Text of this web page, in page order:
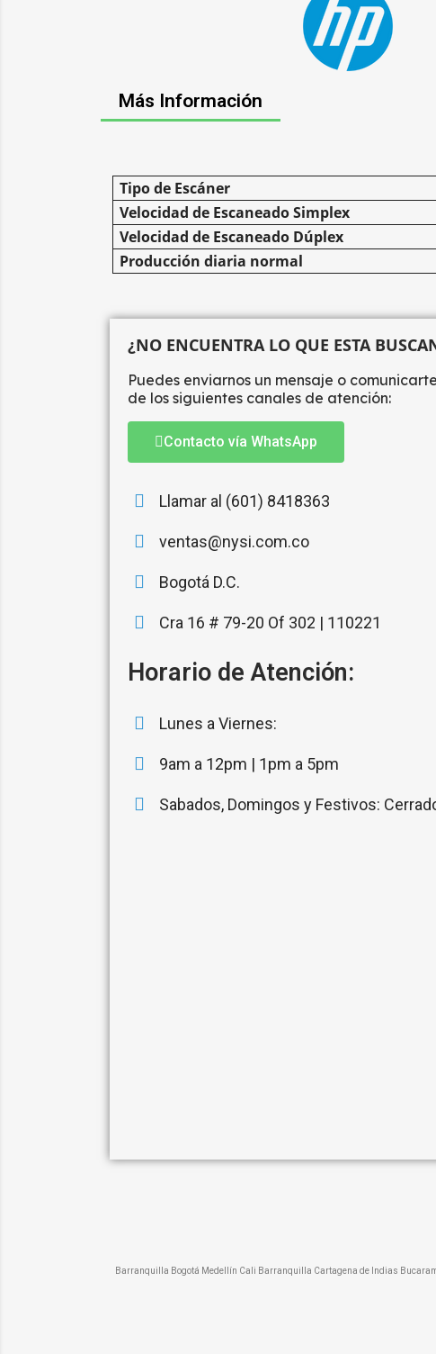
Más Información
Tipo de Escáner
Velocidad de Escaneado Simplex
Velocidad de Escaneado Dúplex
Producción diaria normal
¿NO ENCUENTRA LO QUE ESTA
Puedes enviarnos un mensaje o
de los siguientes canales de atención:
Contacto vía WhatsApp
Llamar al (601) 8418363
ventas@nysi.com.co
Bogotá D.C.
Cra 16 # 79-20 Of 302 | 110221
Horario de Atención:
Lunes a Viernes:
9am a 12pm | 1pm a 5pm
Sabados, Domingos y Festivos:
Barranquilla Bogotá Medellín Cali Barranquilla Cartagena de Indias